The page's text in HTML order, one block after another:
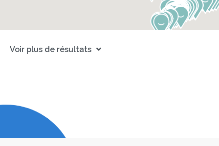
Voir plus de résultats